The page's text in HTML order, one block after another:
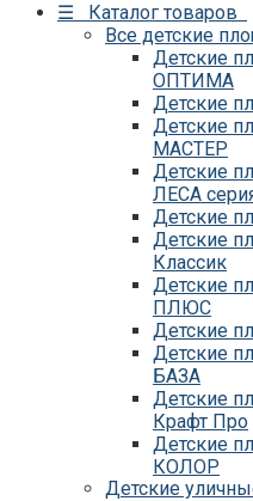
☰ Каталог товаров
Все детские
Детские
ОПТИМА
Детские
Детские
МАСТЕР
Детские
ЛЕСА
Детские
Детские
Классик
Детские
ПЛЮС
Детские
Детские
БАЗА
Детские
Крафт Про
Детские
КОЛОР
Детские
Детские